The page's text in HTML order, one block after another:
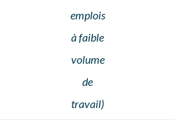
emplois
à faible
volume
de
travail)